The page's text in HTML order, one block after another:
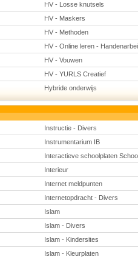
HV - Losse knutsels
HV - Maskers
HV - Methoden
HV - Online leren -
HV - Vouwen
HV - YURLS Creatief
Hybride onderwijs
Instructie - Divers
Instrumentarium IB
Interactieve schoolplaten
Interieur
Internet meldpunten
Internetopdracht - Divers
Islam
Islam - Divers
Islam - Kindersites
Islam - Kleurplaten